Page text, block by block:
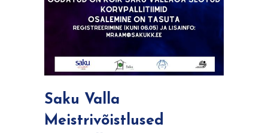
Saku Valla
Meistrivõistlused